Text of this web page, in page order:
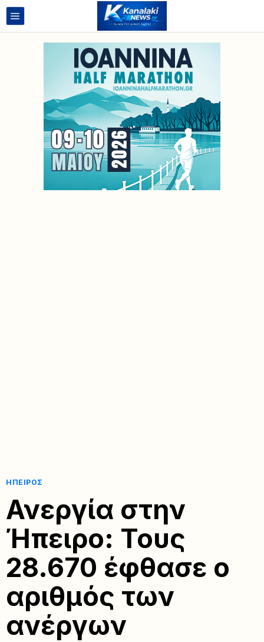
ΉΠΕΙΡΟΣ
Ανεργία στην
Ήπειρο: Τους
28.670 έφθασε ο
αριθμός των
ανέργων